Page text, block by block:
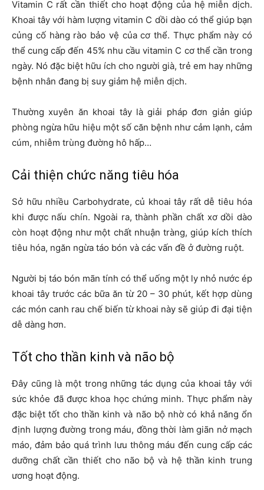
Vitamin C rất cần thiết cho hoạt động của hệ miễn dịch.
Khoai tây với hàm lượng vitamin C dồi dào có thể giúp bạn
củng cố hàng rào bảo vệ của cơ thể. Thực phẩm này có
thể cung cấp đến 45% nhu cầu vitamin C cơ thể cần trong
ngày. Nó đặc biệt hữu ích cho người già, trẻ em hay những
bệnh nhân đang bị suy giảm hệ miễn dịch.
Thường xuyên ăn khoai tây là giải pháp đơn giản giúp
phòng ngừa hữu hiệu một số căn bệnh như cảm lạnh, cảm
cúm, nhiễm trùng đường hô hấp…
Cải thiện chức năng tiêu hóa
Sở hữu nhiều Carbohydrate, củ khoai tây rất dễ tiêu hóa
khi được nấu chín. Ngoài ra, thành phần chất xơ dồi dào
còn hoạt động như một chất nhuận tràng, giúp kích thích
tiêu hóa, ngăn ngừa táo bón và các vấn đề ở đường ruột.
Người bị táo bón mãn tính có thể uống một ly nhỏ nước ép
khoai tây trước các bữa ăn từ 20 – 30 phút, kết hợp dùng
các món canh rau chế biến từ khoai này sẽ giúp đi đại tiện
dễ dàng hơn.
Tốt cho thần kinh và não bộ
Đây cũng là một trong những tác dụng của khoai tây với
sức khỏe đã được khoa học chứng minh. Thực phẩm này
đặc biệt tốt cho thần kinh và não bộ nhờ có khả năng ổn
định lượng đường trong máu, đồng thời làm giãn nở mạch
máo, đảm bảo quá trình lưu thông máu đến cung cấp các
dưỡng chất cần thiết cho não bộ và hệ thần kinh trung
ương hoạt động.